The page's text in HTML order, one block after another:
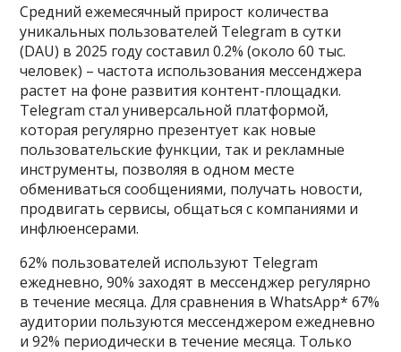
Средний ежемесячный прирост количества
уникальных пользователей Telegram в сутки
(DAU) в 2025 году составил 0.2% (около 60 тыс.
человек) – частота использования мессенджера
растет на фоне развития контент-площадки.
Telegram стал универсальной платформой,
которая регулярно презентует как новые
пользовательские функции, так и рекламные
инструменты, позволяя в одном месте
обмениваться сообщениями, получать новости,
продвигать сервисы, общаться с компаниями и
инфлюенсерами.
62% пользователей используют Telegram
ежедневно, 90% заходят в мессенджер регулярно
в течение месяца. Для сравнения в WhatsApp* 67%
аудитории пользуются мессенджером ежедневно
и 92% периодически в течение месяца. Только